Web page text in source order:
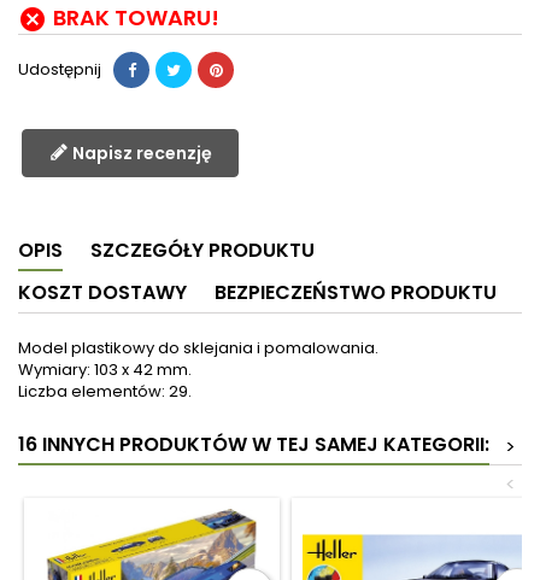
 BRAK TOWARU!
Udostępnij
Napisz recenzję
OPIS
SZCZEGÓŁY PRODUKTU
KOSZT DOSTAWY
BEZPIECZEŃSTWO PRODUKTU
Model plastikowy do sklejania i pomalowania.
Wymiary: 103 x 42 mm.
Liczba elementów: 29.
16 INNYCH PRODUKTÓW W TEJ SAMEJ KATEGORII:
>
<